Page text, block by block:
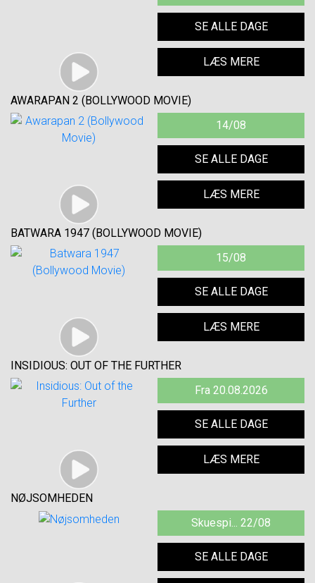
SE ALLE DAGE
LÆS MERE
AWARAPAN 2 (BOLLYWOOD MOVIE)
14/08
SE ALLE DAGE
LÆS MERE
BATWARA 1947 (BOLLYWOOD MOVIE)
15/08
SE ALLE DAGE
LÆS MERE
INSIDIOUS: OUT OF THE FURTHER
Fra 20.08.2026
SE ALLE DAGE
LÆS MERE
NØJSOMHEDEN
Skuespi... 22/08
SE ALLE DAGE